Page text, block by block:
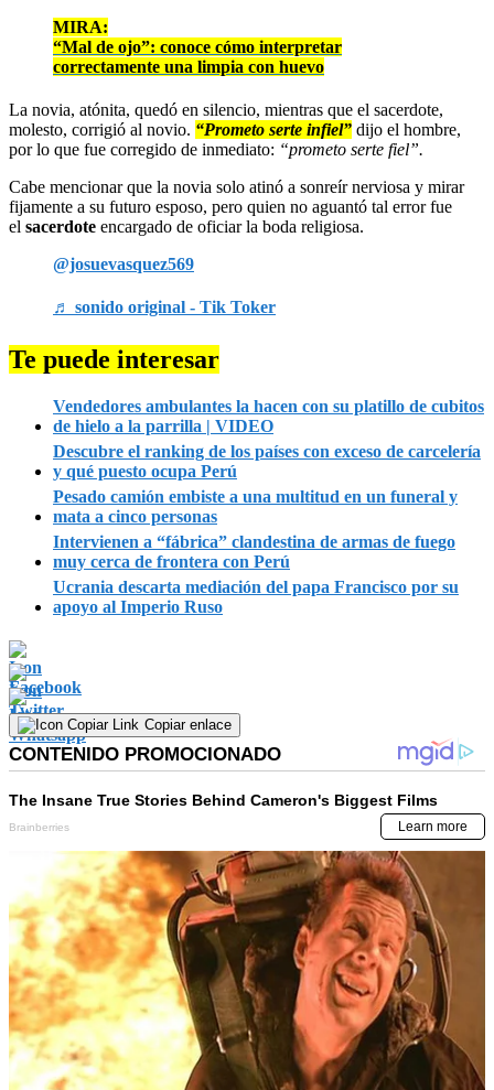
MIRA:
“Mal de ojo”: conoce cómo interpretar
correctamente una limpia con huevo
La novia, atónita, quedó en silencio, mientras que el sacerdote,
molesto, corrigió al novio. “Prometo serte infiel” dijo el hombre,
por lo que fue corregido de inmediato: “prometo serte fiel”.
Cabe mencionar que la novia solo atinó a sonreír nerviosa y mirar
fijamente a su futuro esposo, pero quien no aguantó tal error fue
el sacerdote encargado de oficiar la boda religiosa.
@josuevasquez569
♬ sonido original - Tik Toker
Te puede interesar
Vendedores ambulantes la hacen con su platillo de cubitos
de hielo a la parrilla | VIDEO
Descubre el ranking de los países con exceso de carcelería
y qué puesto ocupa Perú
Pesado camión embiste a una multitud en un funeral y
mata a cinco personas
Intervienen a “fábrica” clandestina de armas de fuego
muy cerca de frontera con Perú
Ucrania descarta mediación del papa Francisco por su
apoyo al Imperio Ruso
Copiar enlace